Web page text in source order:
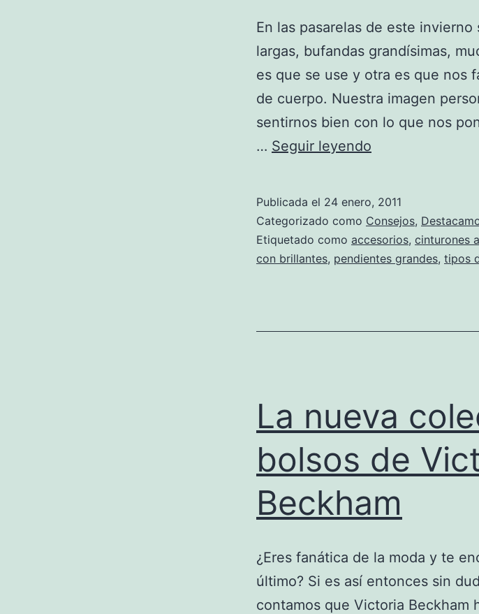
En las pasarelas de este
largas, bufandas grandísimas,
es que se use y otra es que nos
de cuerpo. Nuestra imagen
sentirnos bien con lo que nos
… Seguir leyendo
tipo
de
cuerpo
Publicada el 24 enero, 2011
Categorizado como Consejos,
Etiquetado como accesorios, cinturones
con brillantes, pendientes grandes, tipos
La nueva
bolsos de
Beckham
¿Eres fanática de la moda y te
último? Si es así entonces sin
contamos que Victoria Beckham